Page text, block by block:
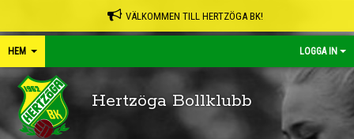
VÄLKOMMEN TILL HERTZÖGA BK!
HEM LOGGA IN
Hertzöga Bollklubb